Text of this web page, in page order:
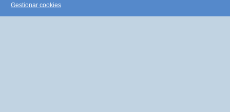
Gestionar cookies